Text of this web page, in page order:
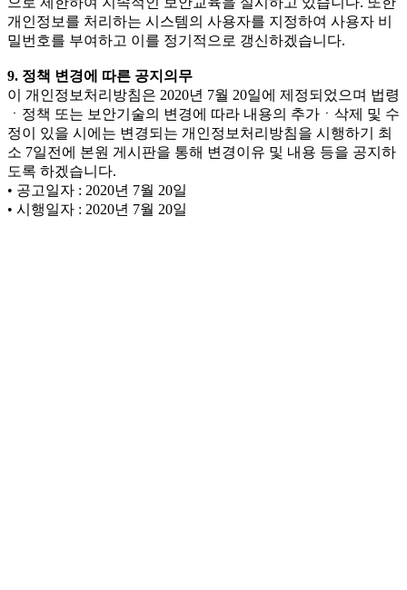
개인정보를 처리하는 시스템의 사용자를 지정하여 사용자 비
밀번호를 부여하고 이를 정기적으로 갱신하겠습니다.
9. 정책 변경에 따른 공지의무
이 개인정보처리방침은 2020년 7월 20일에 제정되었으며 법령
ㆍ정책 또는 보안기술의 변경에 따라 내용의 추가ㆍ삭제 및 수
정이 있을 시에는 변경되는 개인정보처리방침을 시행하기 최
소 7일전에 본원 게시판을 통해 변경이유 및 내용 등을 공지하
도록 하겠습니다.
• 공고일자 : 2020년 7월 20일
• 시행일자 : 2020년 7월 20일